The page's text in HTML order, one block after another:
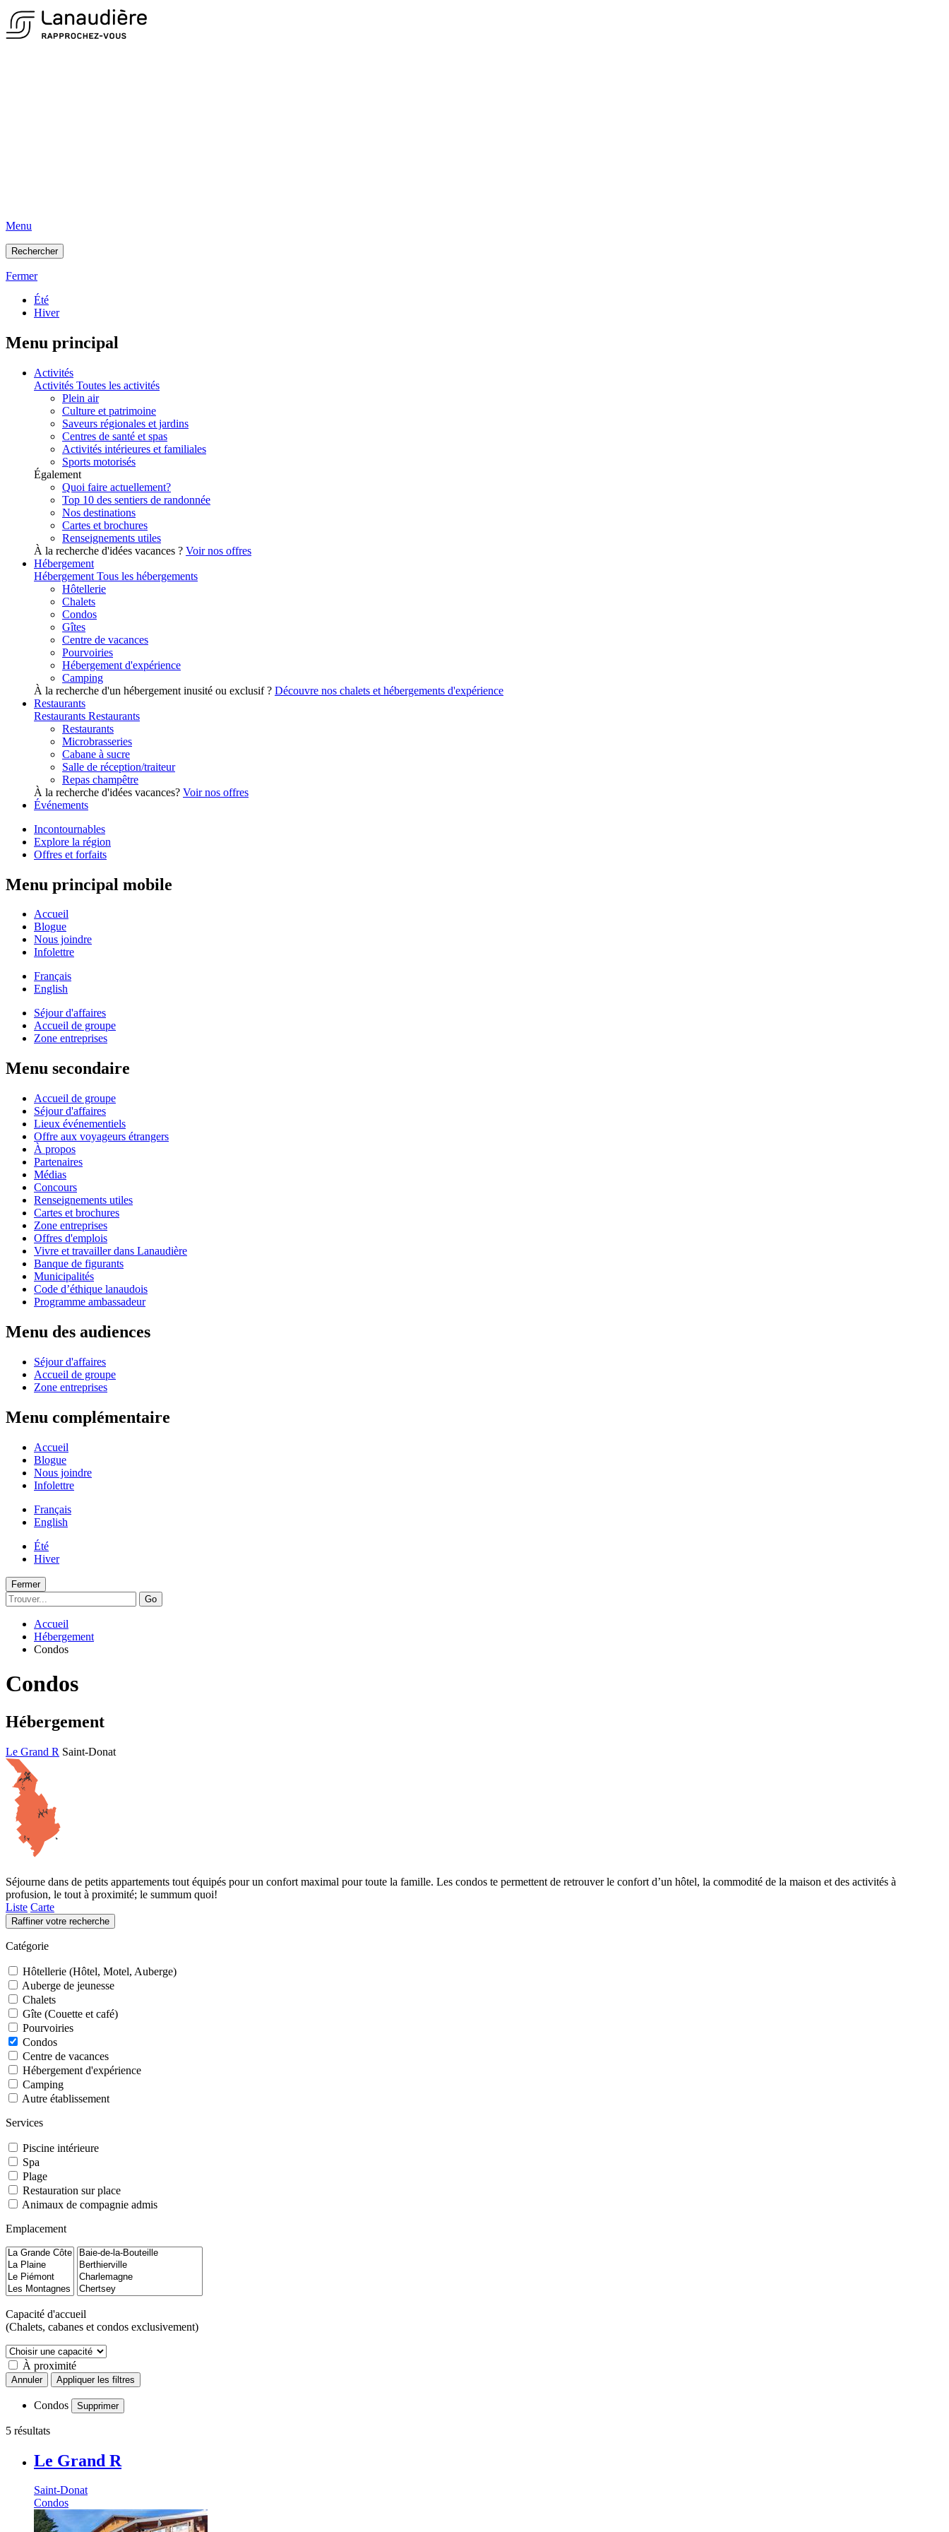
Menu
Rechercher
Fermer
Été
Hiver
Menu principal
Activités
Activités Toutes les activités
Plein air
Culture et patrimoine
Saveurs régionales et jardins
Centres de santé et spas
Activités intérieures et familiales
Sports motorisés
Également
Quoi faire actuellement?
Top 10 des sentiers de randonnée
Nos destinations
Cartes et brochures
Renseignements utiles
À la recherche d'idées vacances ? Voir nos offres
Hébergement
Hébergement Tous les hébergements
Hôtellerie
Chalets
Condos
Gîtes
Centre de vacances
Pourvoiries
Hébergement d'expérience
Camping
À la recherche d'un hébergement inusité ou exclusif ? Découvre nos chalets et hébergements d'expérience
Restaurants
Restaurants Restaurants
Restaurants
Microbrasseries
Cabane à sucre
Salle de réception/traiteur
Repas champêtre
À la recherche d'idées vacances? Voir nos offres
Événements
Incontournables
Explore la région
Offres et forfaits
Menu principal mobile
Accueil
Blogue
Nous joindre
Infolettre
Français
English
Séjour d'affaires
Accueil de groupe
Zone entreprises
Menu secondaire
Accueil de groupe
Séjour d'affaires
Lieux événementiels
Offre aux voyageurs étrangers
À propos
Partenaires
Médias
Concours
Renseignements utiles
Cartes et brochures
Zone entreprises
Offres d'emplois
Vivre et travailler dans Lanaudière
Banque de figurants
Municipalités
Code d’éthique lanaudois
Programme ambassadeur
Menu des audiences
Séjour d'affaires
Accueil de groupe
Zone entreprises
Menu complémentaire
Accueil
Blogue
Nous joindre
Infolettre
Français
English
Été
Hiver
Fermer
Go
Accueil
Hébergement
Condos
Condos
Hébergement
Le Grand R Saint-Donat
Séjourne dans de petits appartements tout équipés pour un confort maximal pour toute la famille. Les condos te permettent de retrouver le confort d’un hôtel, la commodité de la maison et des activités à
profusion, le tout à proximité; le summum quoi!
Liste Carte
Raffiner votre recherche
Catégorie
Hôtellerie (Hôtel, Motel, Auberge)
Auberge de jeunesse
Chalets
Gîte (Couette et café)
Pourvoiries
Condos
Centre de vacances
Hébergement d'expérience
Camping
Autre établissement
Services
Piscine intérieure
Spa
Plage
Restauration sur place
Animaux de compagnie admis
Emplacement
Capacité d'accueil
(Chalets, cabanes et condos exclusivement)
À proximité
Annuler Appliquer les filtres
Condos Supprimer
5 résultats
Le Grand R
Saint-Donat
Condos